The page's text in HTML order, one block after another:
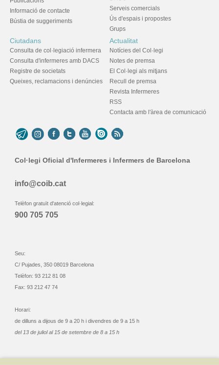
Informació de contacte
Bústia de suggeriments
Serveis comercials
Ús d'espais i propostes
Grups
Ciutadans
Consulta de col·legiació infermera
Consulta d'infermeres amb DACS
Registre de societats
Queixes, reclamacions i denúncies
Actualitat
Notícies del Col·legi
Notes de premsa
El Col·legi als mitjans
Recull de premsa
Revista Infermeres
RSS
Contacta amb l'àrea de comunicació
Col·legi Oficial d'Infermeres i Infermers de Barcelona
info@coib.cat
Telèfon gratuït d'atenció col·legial:
900 705 705
Seu:
C/ Pujades, 350 08019 Barcelona
Telèfon: 93 212 81 08
Fax: 93 212 47 74
Horari:
de dilluns a dijous de 9 a 20 h i divendres de 9 a 15 h
del 13 de juliol al 15 de setembre de 8 a 15 h